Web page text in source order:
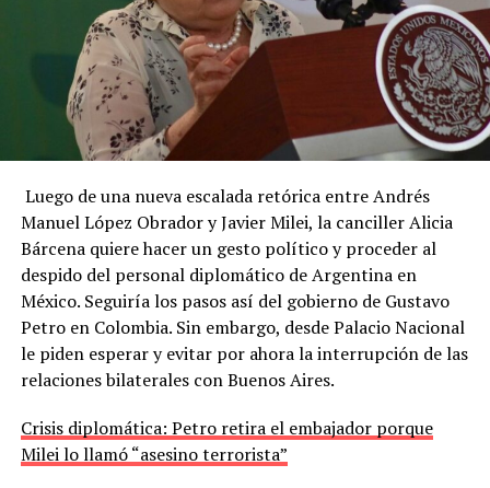
Luego de una nueva escalada retórica entre Andrés
Manuel López Obrador y Javier Milei, la canciller Alicia
Bárcena quiere hacer un gesto político y proceder al
despido del personal diplomático de Argentina en
México. Seguiría los pasos así del gobierno de Gustavo
Petro en Colombia. Sin embargo, desde Palacio Nacional
le piden esperar y evitar por ahora la interrupción de las
relaciones bilaterales con Buenos Aires.
Crisis diplomática: Petro retira el embajador porque
Milei lo llamó “asesino terrorista”